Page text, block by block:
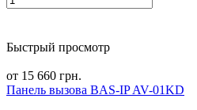
Быстрый просмотр
от 15 660 грн.
Панель вызова BAS-IP AV-01KD